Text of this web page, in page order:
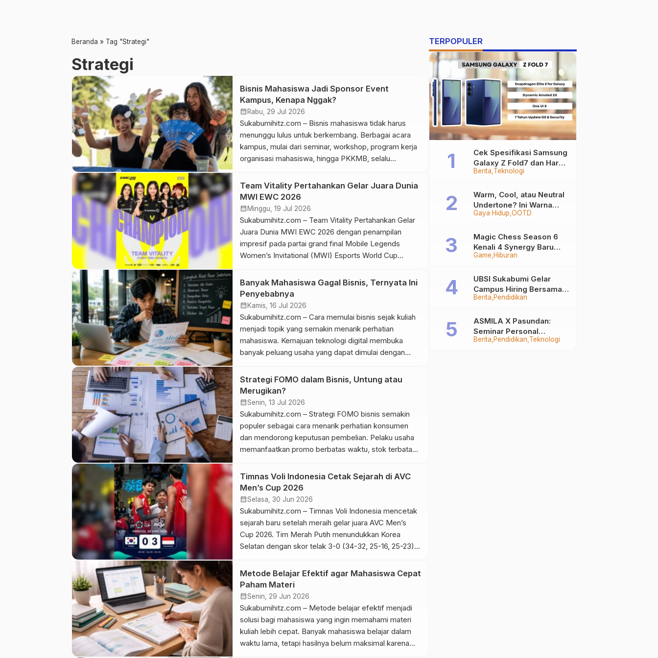
Beranda » Tag "Strategi"
Strategi
Bisnis Mahasiswa Jadi Sponsor Event
Kampus, Kenapa Nggak?
calendar_month Rabu, 29 Jul 2026
Sukabumihitz.com – Bisnis mahasiswa tidak harus
menunggu lulus untuk berkembang. Berbagai acara
kampus, mulai dari seminar, workshop, program kerja
organisasi mahasiswa, hingga PKKMB, selalu
bukan hanya menjadi ajang berkumpul, tetapi juga
membuka peluang untuk memperkenalkan usaha
kepada lebih banyak orang. Namun, jika kamu sedang
merintis usaha, keramaian tersebut […]
Team Vitality Pertahankan Gelar Juara Dunia
MWI EWC 2026
calendar_month Minggu, 19 Jul 2026
Sukabumihitz.com – Team Vitality Pertahankan Gelar
Juara Dunia MWI EWC 2026 dengan penampilan
impresif pada partai grand final Mobile Legends
Women’s Invitational (MWI) Esports World Cup
itu mengalahkan wakil Filipina, NAVI PH, dengan skor
4-2 pada laga puncak yang berlangsung di Paris,
Prancis, Sabtu, 18 Juli 2026. […]
Banyak Mahasiswa Gagal Bisnis, Ternyata Ini
Penyebabnya
calendar_month Kamis, 16 Jul 2026
Sukabumihitz.com – Cara memulai bisnis sejak kuliah
menjadi topik yang semakin menarik perhatian
mahasiswa. Kemajuan teknologi digital membuka
banyak peluang usaha yang dapat dimulai dengan
menjalankan bisnis untuk menambah penghasilan
sekaligus mengembangkan pengalaman berwirausaha
sejak dini. Namun, semangat memulai usaha saja
belum cukup untuk membangun bisnis yang mampu
bertahan dalam […]
Strategi FOMO dalam Bisnis, Untung atau
Merugikan?
calendar_monthSenin, 13 Jul 2026
Sukabumihitz.com – Strategi FOMO bisnis semakin
populer sebagai cara menarik perhatian konsumen
dan mendorong keputusan pembelian. Pelaku usaha
memanfaatkan promo berbatas waktu, stok terbatas,
segera melakukan transaksi. Cara tersebut terbukti
mampu meningkatkan penjualan dalam waktu singkat.
Namun, banyak pelaku usaha mulai mempertanyakan
apakah strategi ini benar-benar efektif untuk […]
Timnas Voli Indonesia Cetak Sejarah di AVC
Men’s Cup 2026
calendar_monthSelasa, 30 Jun 2026
Sukabumihitz.com – Timnas Voli Indonesia mencetak
sejarah baru setelah meraih gelar juara AVC Men’s
Cup 2026. Tim Merah Putih menundukkan Korea
Selatan dengan skor telak 3-0 (34-32, 25-16, 25-23)
Sports Complex, Ahmedabad, India, Minggu
(28/6/2026). Hasil tersebut menjadi gelar pertama
Indonesia sepanjang keikutsertaan pada turnamen voli
putra […]
Metode Belajar Efektif agar Mahasiswa Cepat
Paham Materi
calendar_monthSenin, 29 Jun 2026
Sukabumihitz.com – Metode belajar efektif menjadi
solusi bagi mahasiswa yang ingin memahami materi
kuliah lebih cepat. Banyak mahasiswa belajar dalam
waktu lama, tetapi hasilnya belum maksimal karena
TERPOPULER
Berita Teknologi
Cek Spesifikasi Samsung
Galaxy Z Fold7 dan Harga
Resminya
Gaya Hidup OOTD
Warm, Cool, atau Neutral
Undertone? Ini Warna
Baju yang Bikin Kamu
Game Hiburan
Magic Chess Season 6
Kenali 4 Synergy Baru
Terkuat
Berita Pendidikan
UBSI Sukabumi Gelar
Campus Hiring Bersama
PKSS, Buka Peluang Kerja
Berita Pendidikan Teknologi
ASMILA X Pasundan:
Seminar Personal
Branding dan Kreativitas